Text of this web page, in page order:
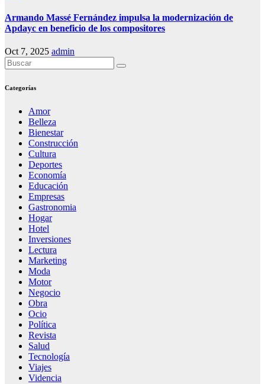
Armando Massé Fernández impulsa la modernización de
Apdayc en beneficio de los compositores
Oct 7, 2025 admin
Categorías
Amor
Belleza
Bienestar
Construcción
Cultura
Deportes
Economía
Educación
Empresas
Gastronomia
Hogar
Hotel
Inversiones
Lectura
Marketing
Moda
Motor
Negocio
Obra
Ocio
Política
Revista
Salud
Tecnología
Viajes
Videncia